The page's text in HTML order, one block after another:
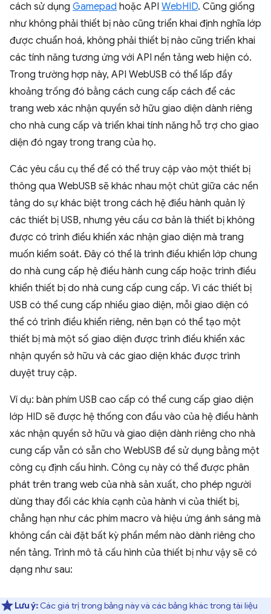
cách sử dụng Gamepad hoặc API WebHID. Cũng giống
như không phải thiết bị nào cũng triển khai định nghĩa lớp
được chuẩn hoá, không phải thiết bị nào cũng triển khai
các tính năng tương ứng với API nền tảng web hiện có.
Trong trường hợp này, API WebUSB có thể lấp đầy
khoảng trống đó bằng cách cung cấp cách để các
trang web xác nhận quyền sở hữu giao diện dành riêng
cho nhà cung cấp và triển khai tính năng hỗ trợ cho giao
diện đó ngay trong trang của họ.
Các yêu cầu cụ thể để có thể truy cập vào một thiết bị
thông qua WebUSB sẽ khác nhau một chút giữa các nền
tảng do sự khác biệt trong cách hệ điều hành quản lý
các thiết bị USB, nhưng yêu cầu cơ bản là thiết bị không
được có trình điều khiển xác nhận giao diện mà trang
muốn kiểm soát. Đây có thể là trình điều khiển lớp chung
do nhà cung cấp hệ điều hành cung cấp hoặc trình điều
khiển thiết bị do nhà cung cấp cung cấp. Vì các thiết bị
USB có thể cung cấp nhiều giao diện, mỗi giao diện có
thể có trình điều khiển riêng, nên bạn có thể tạo một
thiết bị mà một số giao diện được trình điều khiển xác
nhận quyền sở hữu và các giao diện khác được trình
duyệt truy cập.
Ví dụ: bàn phím USB cao cấp có thể cung cấp giao diện
lớp HID sẽ được hệ thống con đầu vào của hệ điều hành
xác nhận quyền sở hữu và giao diện dành riêng cho nhà
cung cấp vẫn có sẵn cho WebUSB để sử dụng bằng một
công cụ định cấu hình. Công cụ này có thể được phân
phát trên trang web của nhà sản xuất, cho phép người
dùng thay đổi các khía cạnh của hành vi của thiết bị,
chẳng hạn như các phím macro và hiệu ứng ánh sáng mà
không cần cài đặt bất kỳ phần mềm nào dành riêng cho
nền tảng. Trình mô tả cấu hình của thiết bị như vậy sẽ có
dạng như sau:
Lưu ý: Các giá trị trong bảng này và các bảng khác trong tài liệu